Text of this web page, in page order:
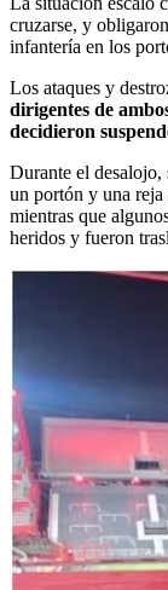
cruzarse, y
infantería en los
Los ataques y
dirigentes de
decidieron
Durante el desalojo,
un portón y una reja
mientras que
heridos y fueron